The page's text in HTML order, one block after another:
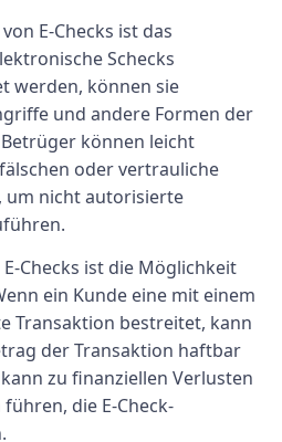
E-Checks ist das
Schecks
werden, können sie
und andere Formen der
können leicht
oder vertrauliche
nicht autorisierte
Checks ist die Möglichkeit
ein Kunde eine mit einem
Transaktion bestreitet, kann
der Transaktion haftbar
zu finanziellen Verlusten
die E-Check-